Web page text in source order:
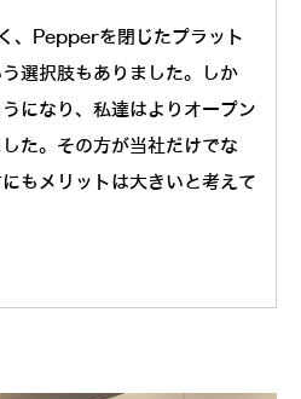
、Pepperを閉じたプラット
選択肢もありました。しか
になり、私達はよりオープン
た。その方が当社だけでな
もメリットは大きいと考えて